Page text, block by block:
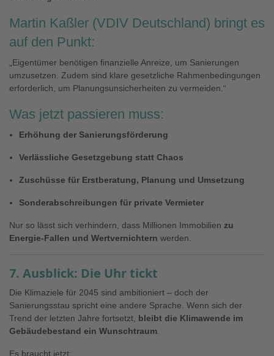
Martin Kaßler (VDIV Deutschland) bringt es
auf den Punkt:
„Eigentümer benötigen finanzielle Anreize, um Sanierungen
umzusetzen. Zudem sind klare gesetzliche Rahmenbedingungen
erforderlich, um Planungsunsicherheiten zu vermeiden.“
Was jetzt passieren muss:
Erhöhung der Sanierungsförderung
Verlässliche Gesetzgebung statt Chaos
Zuschüsse für Erstberatung, Planung und Umsetzung
Sonderabschreibungen für private Vermieter
Nur so lässt sich verhindern, dass Millionen Immobilien zu
Energie-Fallen und Wertvernichtern werden.
7. Ausblick: Die Uhr tickt
Die Klimaziele für 2045 sind ambitioniert – doch der
Sanierungsstau spricht eine andere Sprache. Wenn sich der
Trend der letzten Jahre fortsetzt, bleibt die Klimawende im
Gebäudebestand ein Wunschtraum
Es braucht jetzt: